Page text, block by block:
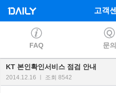
고객
FAQ 문의
KT 본인확인서비스 점검 안내
2014.12.16 ㅣ 조회 8542